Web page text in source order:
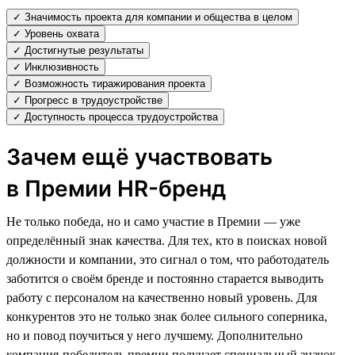
✓ Значимость проекта для компании и общества в целом
✓ Уровень охвата
✓ Достигнутые результаты
✓ Инклюзивность
✓ Возможность тиражирования проекта
✓ Прогресс в трудоустройстве
✓ Доступность процесса трудоустройства
Зачем ещё участвовать
в Премии HR-бренд
Не только победа, но и само участие в Премии — уже
определённый знак качества. Для тех, кто в поисках новой
должности и компании, это сигнал о том, что работодатель
заботится о своём бренде и постоянно старается выводить
работу с персоналом на качественно новый уровень. Для
конкурентов это не только знак более сильного соперника,
но и повод поучиться у него лучшему. Дополнительно